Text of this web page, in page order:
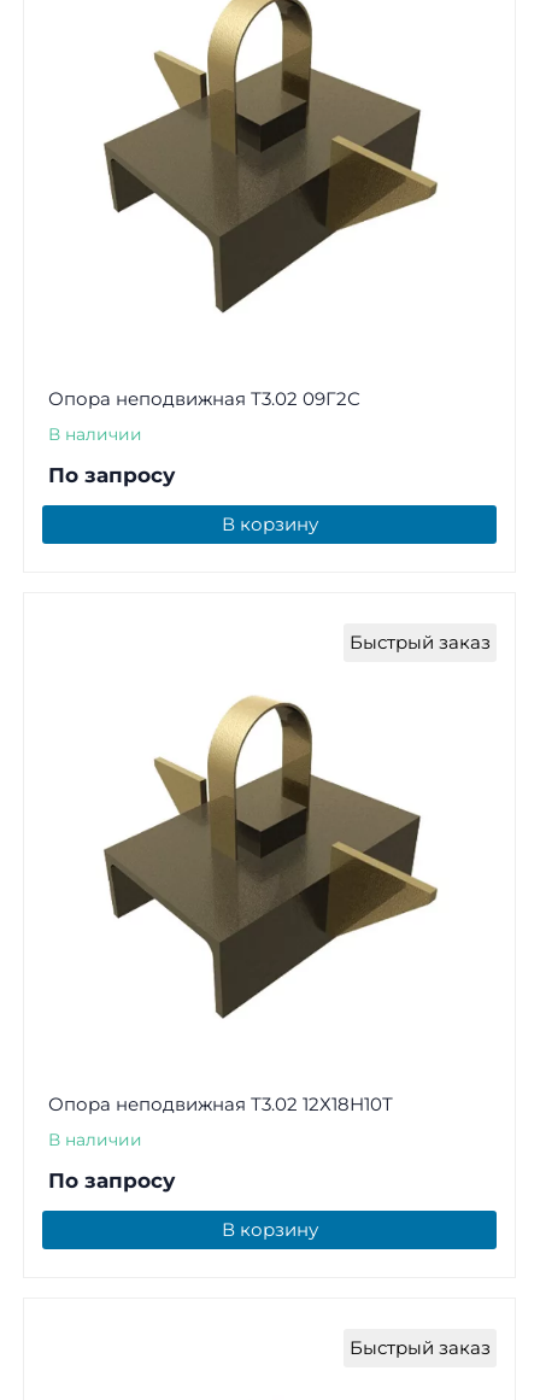
Опора неподвижная Т3.02 09Г2С
В наличии
По запросу
В корзину
Быстрый заказ
Опора неподвижная Т3.02 12Х18Н10Т
В наличии
По запросу
В корзину
Быстрый заказ